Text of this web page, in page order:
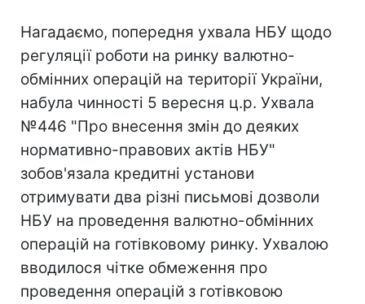
Нагадаємо, попередня ухвала НБУ щодо
регуляції роботи на ринку валютно-
обмінних операцій на території України,
набула чинності 5 вересня ц.р. Ухвала
№446 "Про внесення змін до деяких
нормативно-правових актів НБУ"
зобов'язала кредитні установи
отримувати два різні письмові дозволи
НБУ на проведення валютно-обмінних
операцій на готівковому ринку. Ухвалою
вводилося чітке обмеження про
проведення операцій з готівковою